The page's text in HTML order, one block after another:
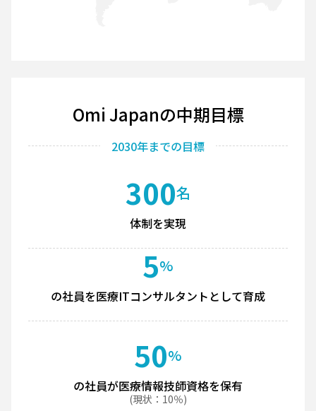
Omi Japanの中期目標
2030年までの目標
300名
体制を実現
5%
の社員を医療ITコンサルタントとして育成
50%
の社員が医療情報技師資格を保有
(現状：10％)